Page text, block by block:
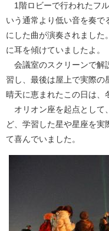
1階ロビーで行われたフ
いう通常より低い音を奏で
にした曲が演奏されました
に耳を傾けていましたよ。
会議室のスクリーンで解
習し、最後は屋上で実際の
晴天に恵まれたこの日は、
オリオン座を起点として
ど、学習した星や星座を
て喜んでいました。